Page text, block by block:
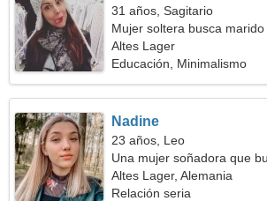
31 años, Sagitario
Mujer soltera busca marido
Altes Lager
Educación, Minimalismo
Nadine
23 años, Leo
Una mujer soñadora que
seria
Altes Lager, Alemania
Relación seria